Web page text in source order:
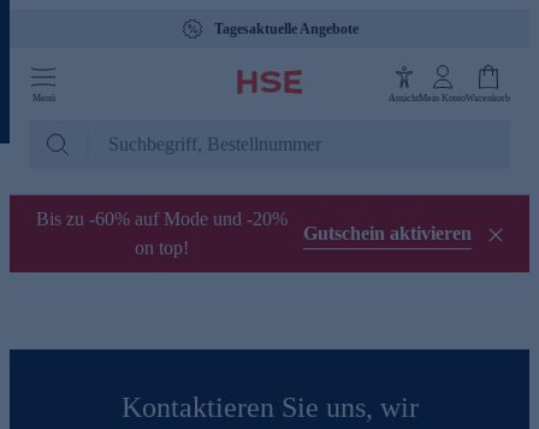
Tagesaktuelle Angebote
Menü AnsichtMein KontoWarenkorb
Bis zu -60% auf Mode und -20%
on top!
Gutschein aktivieren
Kontaktieren Sie uns, wir